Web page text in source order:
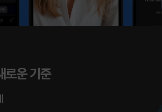
로운 기준